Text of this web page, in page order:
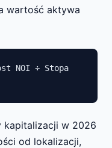
wartość aktywa
NOI ÷ Stopa
kapitalizacji w 2026
od lokalizacji,